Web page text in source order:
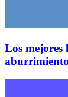
Los mejores